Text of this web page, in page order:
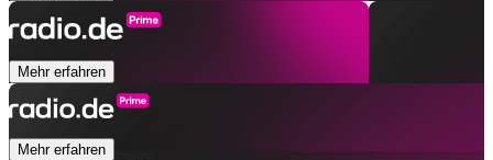
Mehr erfahren
Mehr erfahren